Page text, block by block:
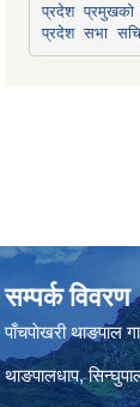
प्रदेश प्रमुखको
प्रदेश सभा
सम्पर्क विवरण
पाँचपाेखरी थाङपाल
थाङपालधाप,